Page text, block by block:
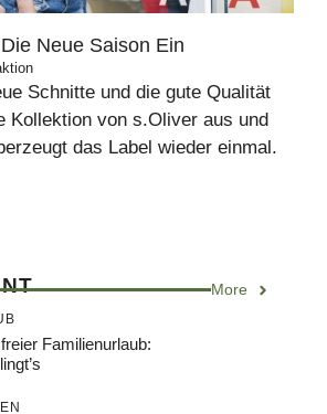
Neue Saison Ein
Schnitte und die gute Qualität
Kollektion von s.Oliver aus und
das Label wieder einmal.
More
Familienurlaub: